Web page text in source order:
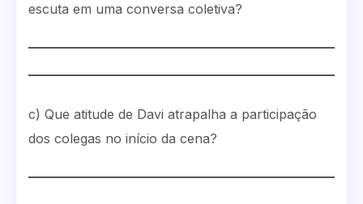
escuta em uma conversa coletiva?
c) Que atitude de Davi atrapalha a participação
dos colegas no início da cena?